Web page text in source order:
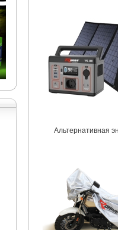
Альтернативная